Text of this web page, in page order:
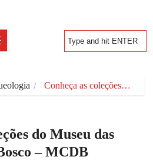
Conheça as coleções…
do Museu das
– MCDB